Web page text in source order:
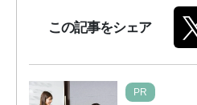
この記事をシェア
PR